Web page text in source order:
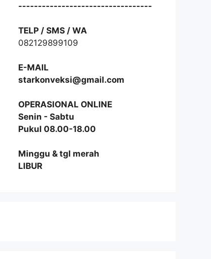
----------------------------------
TELP / SMS / WA
082129899109
E-MAIL
starkonveksi@gmail.com
OPERASIONAL ONLINE
Senin - Sabtu
Pukul 08.00-18.00
Minggu & tgl merah
LIBUR